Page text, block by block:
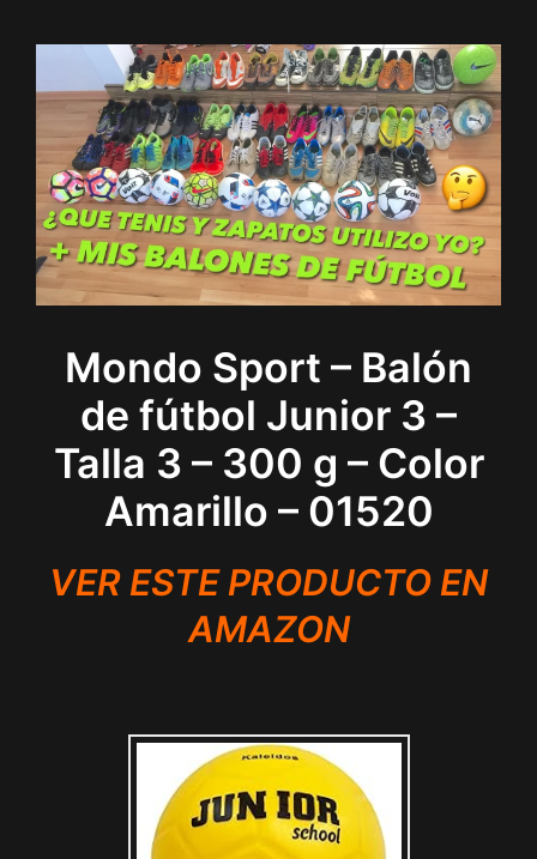
Mondo Sport – Balón
de fútbol Junior 3 –
Talla 3 – 300 g – Color
Amarillo – 01520
VER ESTE PRODUCTO EN
AMAZON